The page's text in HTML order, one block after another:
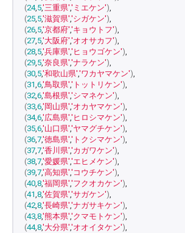
(24,5,'三重県','ミエケン'),
(25,5,'滋賀県','シガケン'),
(26,5,'京都府','キョウトフ'),
(27,5,'大阪府','オオサカフ'),
(28,5,'兵庫県','ヒョウゴケン'),
(29,5,'奈良県','ナラケン'),
(30,5,'和歌山県','ワカヤマケン'),
(31,6,'鳥取県','トットリケン'),
(32,6,'島根県','シマネケン'),
(33,6,'岡山県','オカヤマケン'),
(34,6,'広島県','ヒロシマケン'),
(35,6,'山口県','ヤマグチケン'),
(36,7,'徳島県','トクシマケン'),
(37,7,'香川県','カガワケン'),
(38,7,'愛媛県','エヒメケン'),
(39,7,'高知県','コウチケン'),
(40,8,'福岡県','フクオカケン'),
(41,8,'佐賀県','サガケン'),
(42,8,'長崎県','ナガサキケン'),
(43,8,'熊本県','クマモトケン'),
(44,8,'大分県','オオイタケン'),